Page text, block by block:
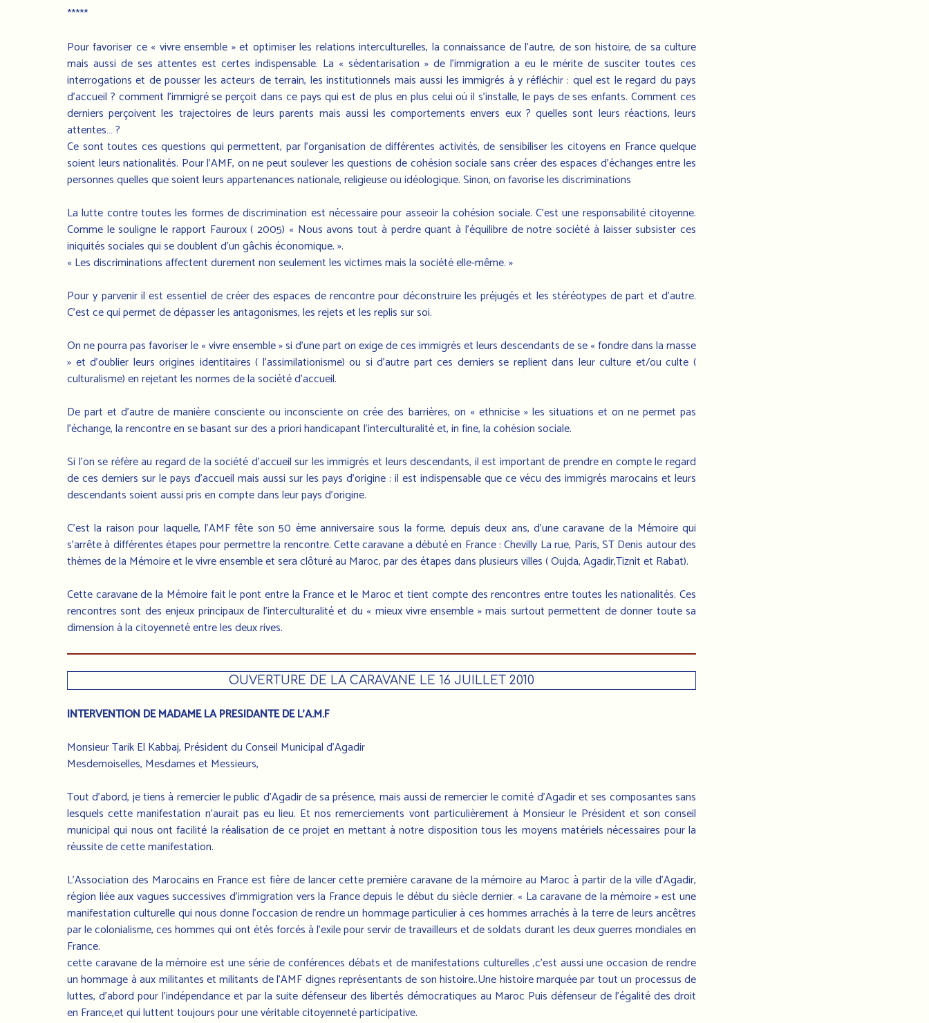
*****
Pour favoriser ce « vivre ensemble » et optimiser les relations interculturelles, la connaissance de l’autre, de son histoire, de sa culture
mais aussi de ses attentes est certes indispensable. La « sédentarisation » de l’immigration a eu le mérite de susciter toutes ces
interrogations et de pousser les acteurs de terrain, les institutionnels mais aussi les immigrés à y réfléchir : quel est le regard du pays
d’accueil ? comment l’immigré se perçoit dans ce pays qui est de plus en plus celui où il s’installe, le pays de ses enfants. Comment ces
derniers perçoivent les trajectoires de leurs parents mais aussi les comportements envers eux ? quelles sont leurs réactions, leurs
attentes… ?
Ce sont toutes ces questions qui permettent, par l’organisation de différentes activités, de sensibiliser les citoyens en France quelque
soient leurs nationalités. Pour l’AMF, on ne peut soulever les questions de cohésion sociale sans créer des espaces d’échanges entre les
personnes quelles que soient leurs appartenances nationale, religieuse ou idéologique. Sinon, on favorise les discriminations
La lutte contre toutes les formes de discrimination est nécessaire pour asseoir la cohésion sociale. C’est une responsabilité citoyenne.
Comme le souligne le rapport Fauroux ( 2005) « Nous avons tout à perdre quant à l'équilibre de notre société à laisser subsister ces
iniquités sociales qui se doublent d'un gâchis économique. ».
« Les discriminations affectent durement non seulement les victimes mais la société elle-même. »
Pour y parvenir il est essentiel de créer des espaces de rencontre pour déconstruire les préjugés et les stéréotypes de part et d’autre.
C’est ce qui permet de dépasser les antagonismes, les rejets et les replis sur soi.
On ne pourra pas favoriser le « vivre ensemble » si d’une part on exige de ces immigrés et leurs descendants de se « fondre dans la masse
» et d’oublier leurs origines identitaires ( l’assimilationisme) ou si d’autre part ces derniers se replient dans leur culture et/ou culte (
culturalisme) en rejetant les normes de la société d’accueil.
De part et d’autre de manière consciente ou inconsciente on crée des barrières, on « ethnicise » les situations et on ne permet pas
l’échange, la rencontre en se basant sur des a priori handicapant l‘interculturalité et, in fine, la cohésion sociale.
Si l’on se réfère au regard de la société d’accueil sur les immigrés et leurs descendants, il est important de prendre en compte le regard
de ces derniers sur le pays d’accueil mais aussi sur les pays d’origine : il est indispensable que ce vécu des immigrés marocains et leurs
descendants soient aussi pris en compte dans leur pays d’origine.
C’est la raison pour laquelle, l’AMF fête son 50 ème anniversaire sous la forme, depuis deux ans, d’une caravane de la Mémoire qui
s’arrête à différentes étapes pour permettre la rencontre. Cette caravane a débuté en France : Chevilly La rue, Paris, ST Denis autour des
thèmes de la Mémoire et le vivre ensemble et sera clôturé au Maroc, par des étapes dans plusieurs villes ( Oujda, Agadir,Tiznit et Rabat).
Cette caravane de la Mémoire fait le pont entre la France et le Maroc et tient compte des rencontres entre toutes les nationalités. Ces
rencontres sont des enjeux principaux de l’interculturalité et du « mieux vivre ensemble » mais surtout permettent de donner toute sa
dimension à la citoyenneté entre les deux rives.
OUVERTURE DE LA CARAVANE LE 16 JUILLET 2010
INTERVENTION DE MADAME LA PRESIDANTE DE L’A.M.F
Monsieur Tarik El Kabbaj, Président du Conseil Municipal d’Agadir
Mesdemoiselles, Mesdames et Messieurs,
Tout d’abord, je tiens à remercier le public d’Agadir de sa présence, mais aussi de remercier le comité d’Agadir et ses composantes sans
lesquels cette manifestation n’aurait pas eu lieu. Et nos remerciements vont particulièrement à Monsieur le Président et son conseil
municipal qui nous ont facilité la réalisation de ce projet en mettant à notre disposition tous les moyens matériels nécessaires pour la
réussite de cette manifestation.
L’Association des Marocains en France est fière de lancer cette première caravane de la mémoire au Maroc à partir de la ville d’Agadir,
région liée aux vagues successives d’immigration vers la France depuis le début du siècle dernier. « La caravane de la mémoire » est une
manifestation culturelle qui nous donne l’occasion de rendre un hommage particulier à ces hommes arrachés à la terre de leurs ancêtres
par le colonialisme, ces hommes qui ont étés forcés à l’exile pour servir de travailleurs et de soldats durant les deux guerres mondiales en
France.
cette caravane de la mémoire est une série de conférences débats et de manifestations culturelles ,c’est aussi une occasion de rendre
un hommage à aux militantes et militants de l’AMF dignes représentants de son histoire..Une histoire marquée par tout un processus de
luttes, d’abord pour l’indépendance et par la suite défenseur des libertés démocratiques au Maroc Puis défenseur de l’égalité des droit
en France,et qui luttent toujours pour une véritable citoyenneté participative.